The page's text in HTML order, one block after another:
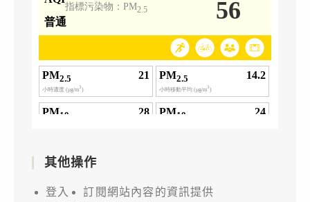
其他操作
登入
訂閱網站內容的資訊提供